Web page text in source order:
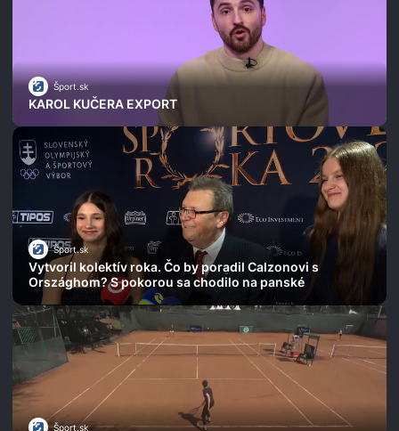
Šport.sk
KAROL KUČERA EXPORT
Šport.sk
Vytvoril kolektív roka. Čo by poradil Calzonovi s
Országhom? S pokorou sa chodilo na panské
Šport.sk